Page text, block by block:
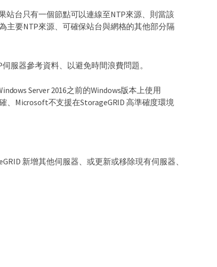
站台只有一個節點可以連線至NTP來源、則當該
主要NTP來源、可確保站台與網格的其他部分隔
服器參考資料、以避免時間浪費問題。
Server 2016之前的Windows版本上使用
、Microsoft不支援在StorageGRID 高準確度環境
新增其他伺服器、或更新或移除現有伺服器、